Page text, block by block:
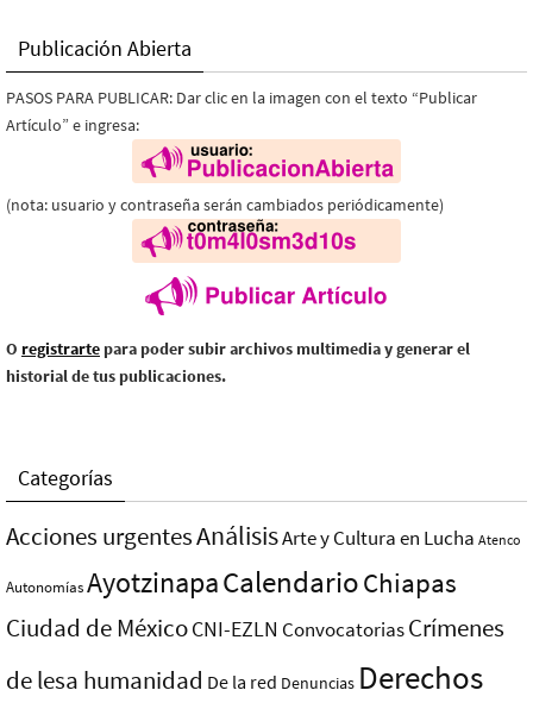
Publicación Abierta
PASOS PARA PUBLICAR: Dar clic en la imagen con el texto “Publicar
Artículo” e ingresa:
(nota: usuario y contraseña serán cambiados periódicamente)
O registrarte para poder subir archivos multimedia y generar el
historial de tus publicaciones.
Categorías
Acciones urgentesAnálisisArte y Cultura en Lucha Atenco
AutonomíasAyotzinapaCalendarioChiapas
Ciudad de MéxicoCNI-EZLN ConvocatoriasCrímenes
de lesa humanidad De la red Denuncias Derechos